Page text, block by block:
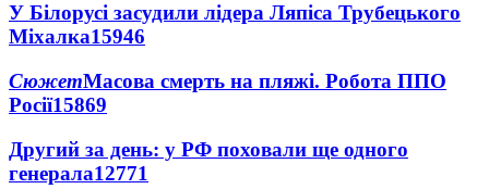
У Білорусі засудили лідера Ляпіса Трубецького
Міхалка15946
СюжетМасова смерть на пляжі. Робота ППО
Росії15869
Другий за день: у РФ поховали ще одного
генерала12771